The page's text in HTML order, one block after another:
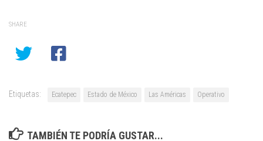
SHARE
Etiquetas: Ecatepec Estado de México Las Américas Operativo
TAMBIÉN TE PODRÍA GUSTAR...